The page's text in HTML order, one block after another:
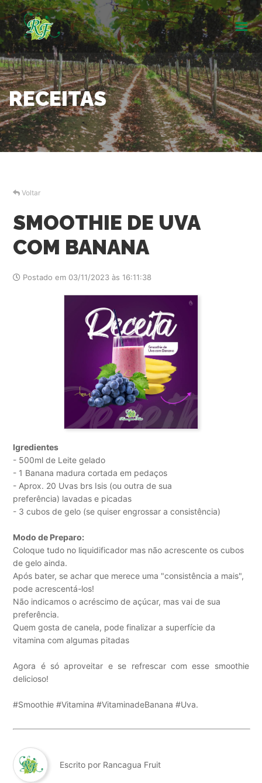
INÍCIO
SOBRE
UVAS
RECEITAS
GALERIA
CONTATO
RECEITAS
Voltar
SMOOTHIE DE UVA
COM BANANA
Postado em 03/11/2023 às 16:11:38
Igredientes
- 500ml de Leite gelado
- 1 Banana madura cortada em pedaços
- Aprox. 20 Uvas brs Isis (ou outra de sua
preferência) lavadas e picadas
- 3 cubos de gelo (se quiser engrossar a consistência)
Modo de Preparo:
Coloque tudo no liquidificador mas não acrescente os cubos
de gelo ainda.
Após bater, se achar que merece uma "consistência a mais",
pode acrescentá-los!
Não indicamos o acréscimo de açúcar, mas vai de sua
preferência.
Quem gosta de canela, pode finalizar a superfície da
vitamina com algumas pitadas
Agora é só aproveitar e se refrescar com esse smoothie
delicioso!
#Smoothie #Vitamina #VitaminadeBanana #Uva.
Escrito por Rancagua Fruit